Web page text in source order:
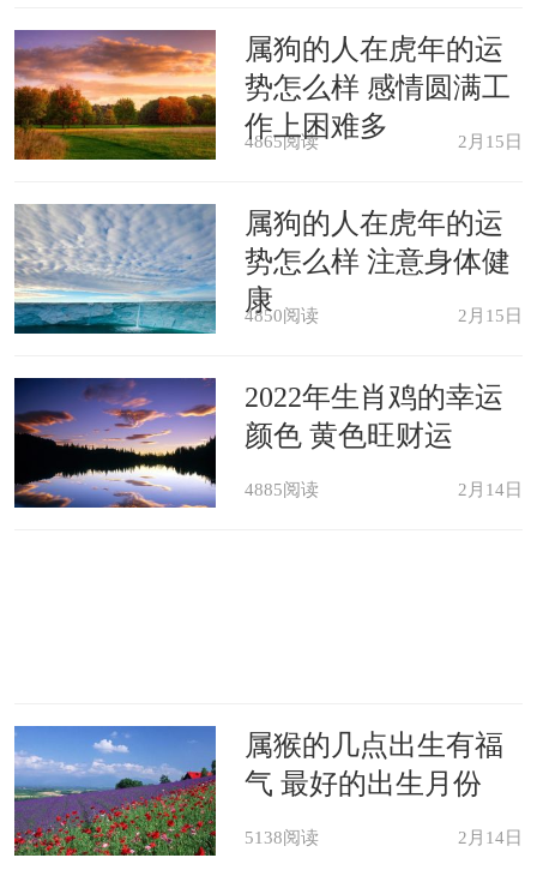
荐
属狗的人在虎年的运
势怎么样 感情圆满工
作上困难多
4865阅读 2月15日
属狗的人在虎年的运
势怎么样 注意身体健
康
4850阅读 2月15日
2022年生肖鸡的幸运
颜色 黄色旺财运
4885阅读 2月14日
属猴的几点出生有福
气 最好的出生月份
5138阅读 2月14日